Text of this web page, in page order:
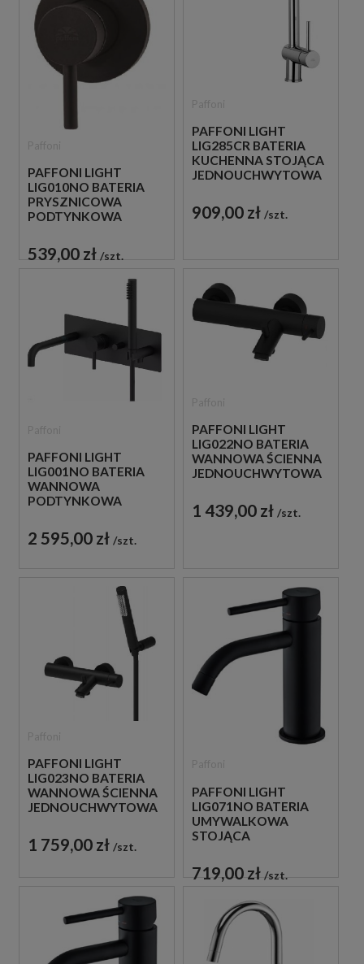
PAFFONI LIGHT
LIG010NO BATERIA
PRYSZNICOWA
PODTYNKOWA
CZARNA
539,00 zł szt.
PAFFONI LIGHT
LIG285CR BATERIA
KUCHENNA STOJĄCA
JEDNOUCHWYTOWA
909,00 zł szt.
PAFFONI LIGHT
LIG001NO BATERIA
WANNOWA
PODTYNKOWA
CZARNA
2 595,00 zł szt.
PAFFONI LIGHT
LIG022NO BATERIA
WANNOWA ŚCIENNA
JEDNOUCHWYTOWA
1 439,00 zł szt.
PAFFONI LIGHT
LIG023NO BATERIA
WANNOWA ŚCIENNA
JEDNOUCHWYTOWA
1 759,00 zł szt.
PAFFONI LIGHT
LIG071NO BATERIA
UMYWALKOWA
STOJĄCA
CZARNA
719,00 zł szt.